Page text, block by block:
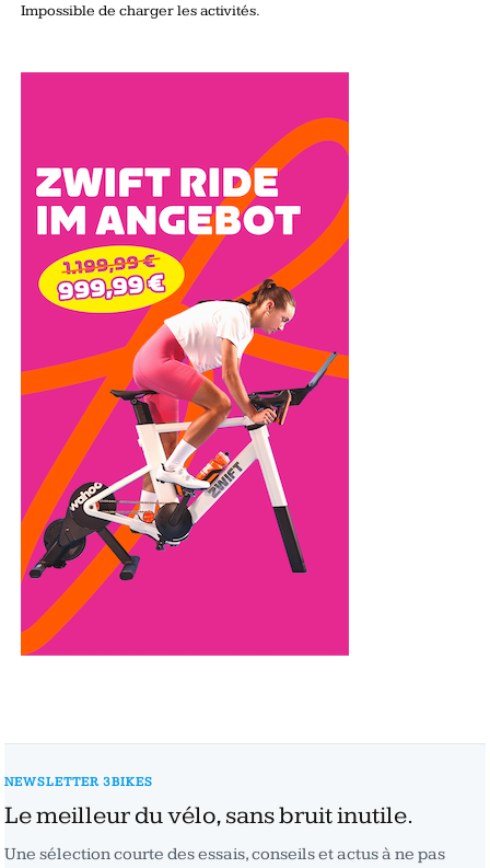
Impossible de charger les activités.
NEWSLETTER 3BIKES
Le meilleur du vélo, sans bruit inutile.
Une sélection courte des essais, conseils et actus à ne pas